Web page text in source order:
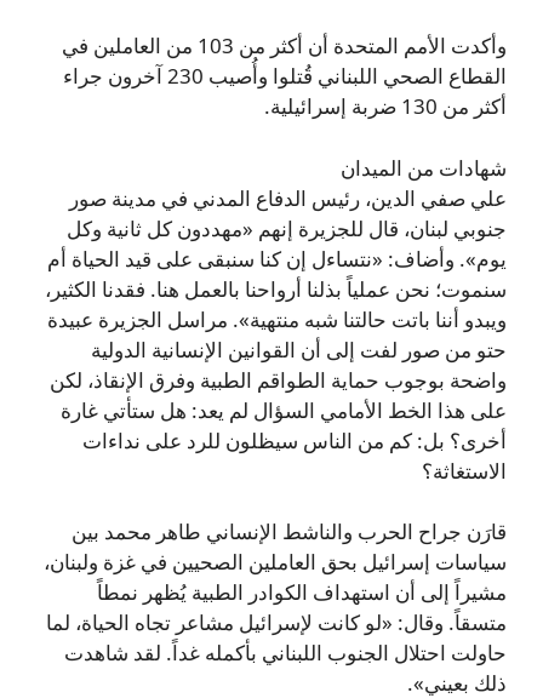
وأكدت الأمم المتحدة أن أكثر من 103 من العاملين في
القطاع الصحي اللبناني قُتلوا وأُصيب 230 آخرون جراء
أكثر من 130 ضربة إسرائيلية.
شهادات من الميدان
علي صفي الدين، رئيس الدفاع المدني في مدينة صور
جنوبي لبنان، قال للجزيرة إنهم «مهددون كل ثانية وكل
يوم». وأضاف: «نتساءل إن كنا سنبقى على قيد الحياة أم
سنموت؛ نحن عملياً بذلنا أرواحنا بالعمل هنا. فقدنا الكثير،
ويبدو أننا باتت حالتنا شبه منتهية». مراسل الجزيرة عبيدة
حتو من صور لفت إلى أن القوانين الإنسانية الدولية
واضحة بوجوب حماية الطواقم الطبية وفرق الإنقاذ، لكن
على هذا الخط الأمامي السؤال لم يعد: هل ستأتي غارة
أخرى؟ بل: كم من الناس سيظلون للرد على نداءات
الاستغاثة؟
قارَن جراح الحرب والناشط الإنساني طاهر محمد بين
سياسات إسرائيل بحق العاملين الصحيين في غزة ولبنان،
مشيراً إلى أن استهداف الكوادر الطبية يُظهر نمطاً
متسقاً. وقال: «لو كانت لإسرائيل مشاعر تجاه الحياة، لما
حاولت احتلال الجنوب اللبناني بأكمله غداً. لقد شاهدت
ذلك بعيني».